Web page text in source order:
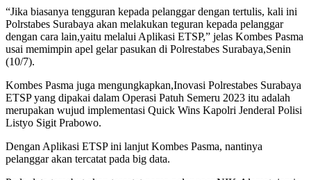
“Jika biasanya tengguran kepada pelanggar dengan tertulis, kali ini
Polrstabes Surabaya akan melakukan teguran kepada pelanggar
dengan cara lain,yaitu melalui Aplikasi ETSP,” jelas Kombes Pasma
usai memimpin apel gelar pasukan di Polrestabes Surabaya,Senin
(10/7).
Kombes Pasma juga mengungkapkan,Inovasi Polrestabes Surabaya
ETSP yang dipakai dalam Operasi Patuh Semeru 2023 itu adalah
merupakan wujud implementasi Quick Wins Kapolri Jenderal Polisi
Listyo Sigit Prabowo.
Dengan Aplikasi ETSP ini lanjut Kombes Pasma, nantinya
pelanggar akan tercatat pada big data.